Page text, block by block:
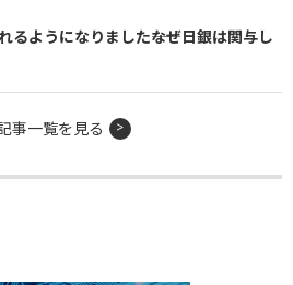
ようになりました――なぜ日銀は関与し
事一覧を見る